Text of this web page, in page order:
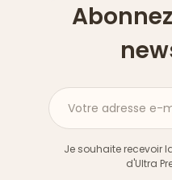
Votre adresse e-
Je souhaite recevoir
d'Ultra